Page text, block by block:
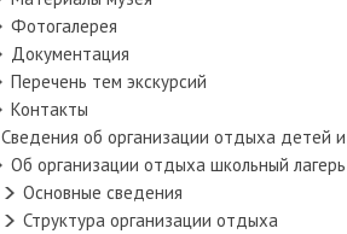
Фотогалерея
Документация
Перечень тем экскурсий
Контакты
Сведения об организации отдыха детей
Об организации отдыха школьный
Основные сведения
Структура организации отдыха